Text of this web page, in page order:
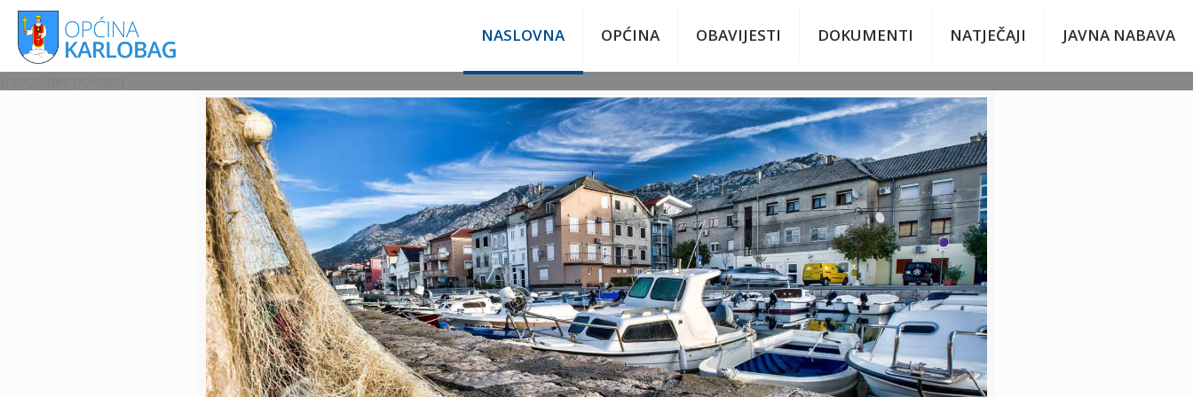
NASLOVNA OPĆINA OBAVIJESTI DOKUMENTI NATJEČAJI JAVNA NABAVA